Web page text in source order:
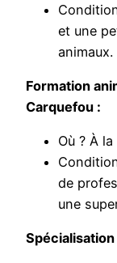
et une
animaux.
Formation
Carquefou :
Où ? À
de
une